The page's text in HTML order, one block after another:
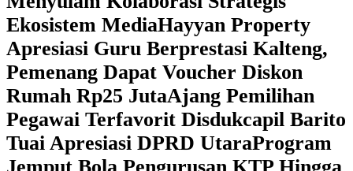
Ekosistem MediaHayyan Property
Apresiasi Guru Berprestasi Kalteng,
Pemenang Dapat Voucher Diskon
Rumah Rp25 JutaAjang Pemilihan
Pegawai Terfavorit Disdukcapil Barito
Tuai Apresiasi DPRD UtaraProgram